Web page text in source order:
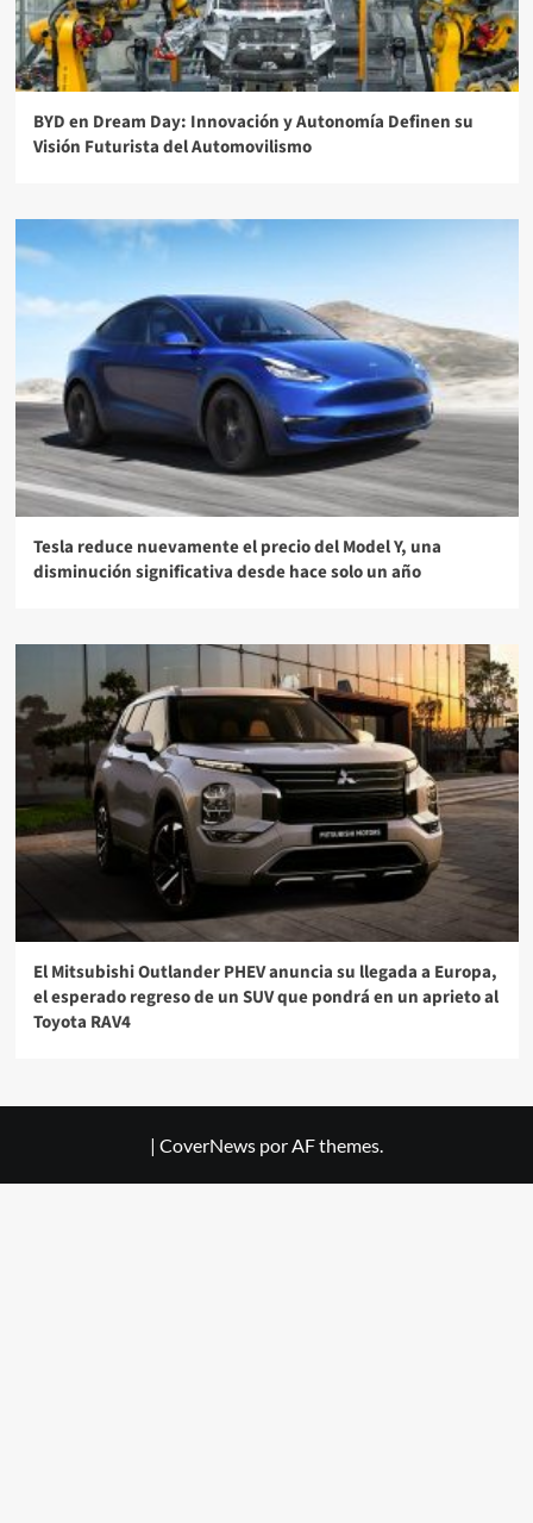
BYD en Dream Day: Innovación y Autonomía Definen su
Visión Futurista del Automovilismo
Tesla reduce nuevamente el precio del Model Y, una
disminución significativa desde hace solo un año
El Mitsubishi Outlander PHEV anuncia su llegada a Europa,
el esperado regreso de un SUV que pondrá en un aprieto al
Toyota RAV4
| CoverNews por AF themes.